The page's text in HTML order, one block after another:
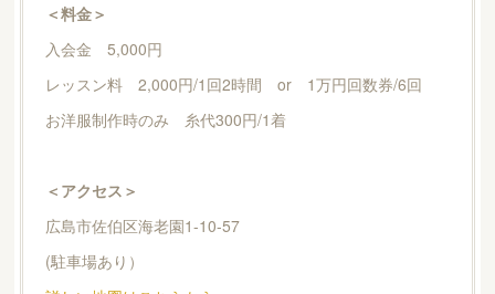
＜料金＞
入会金 5,000円
レッスン料 2,000円/1回2時間 or 1万円回数券/6回
お洋服制作時のみ 糸代300円/1着
＜アクセス＞
広島市佐伯区海老園1-10-57
(駐車場あり）